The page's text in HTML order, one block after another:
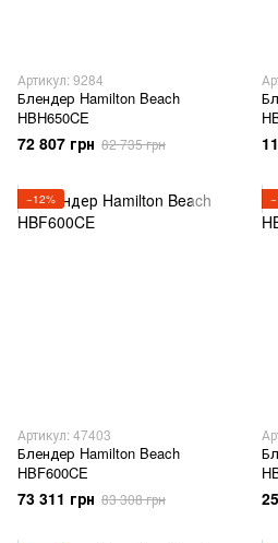
Артикул: 9284
Блендер Hamilton Beach
HBH650CE
72 807 грн 82 735 грн
−12%
Артикул: 47403
Блендер Hamilton Beach
HBF600CE
73 311 грн 83 308 грн